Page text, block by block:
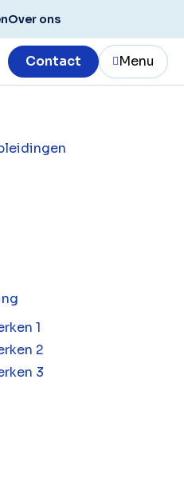
Over ons
Contact Menu
1
2
3